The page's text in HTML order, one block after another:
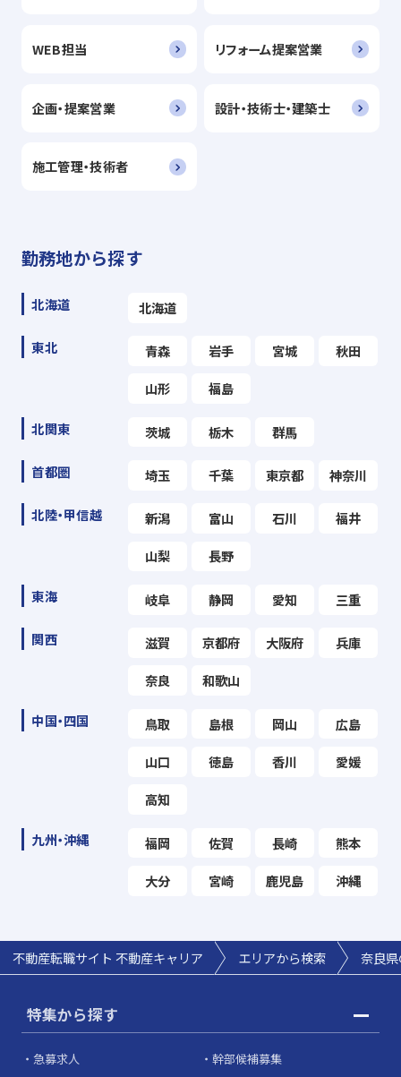
WEB担当 リフォーム提案営業
企画・提案営業 設計・技術士・建築士
施工管理・技術者
勤務地から探す
北海道 北海道
東北 青森 岩手 宮城 秋田
山形 福島
北関東 茨城 栃木 群馬
首都圏 埼玉 千葉 東京都 神奈川
北陸・甲信越 新潟 富山 石川 福井
山梨 長野
東海 岐阜 静岡 愛知 三重
関西 滋賀 京都府 大阪府 兵庫
奈良 和歌山
中国・四国 鳥取 島根 岡山 広島
山口 徳島 香川 愛媛
高知
九州・沖縄 福岡 佐賀 長崎 熊本
大分 宮崎 鹿児島 沖縄
不動産転職サイト 不動産キャリア エリアから検索 奈良
特集から探す
急募求人
幹部候補募集